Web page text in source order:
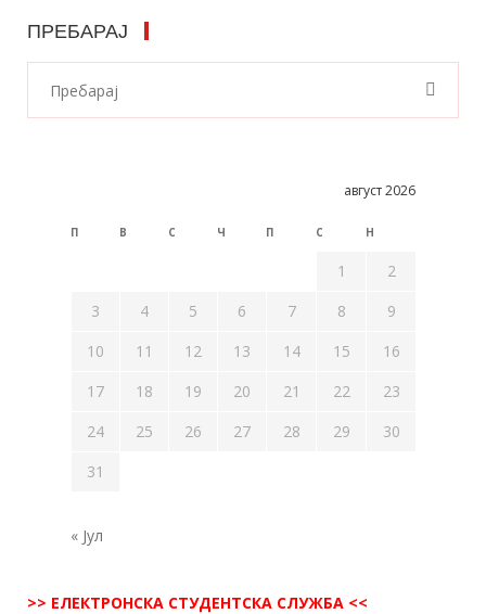
ПРЕБАРАЈ
август 2026
П В С Ч П С Н
1
2
3
4 5 6 7 8
9
10
11 12 13 14 15
16
17
18 19 20 21 22
23
24
25 26 27 28 29
30
31
« Јул
>> ЕЛЕКТРОНСКА СТУДЕНТСКА СЛУЖБА <<